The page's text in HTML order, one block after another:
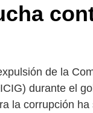
de la
durante el
la corrupción